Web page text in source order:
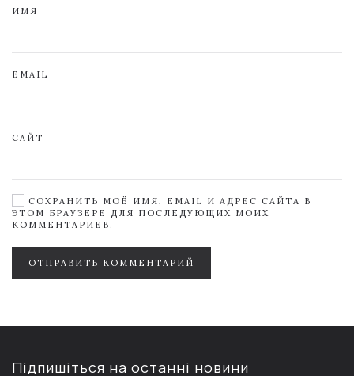
ИМЯ
EMAIL
САЙТ
СОХРАНИТЬ МОЁ ИМЯ, EMAIL И АДРЕС САЙТА В
ЭТОМ БРАУЗЕРЕ ДЛЯ ПОСЛЕДУЮЩИХ МОИХ
КОММЕНТАРИЕВ.
ОТПРАВИТЬ КОММЕНТАРИЙ
Підпишіться на останні новини